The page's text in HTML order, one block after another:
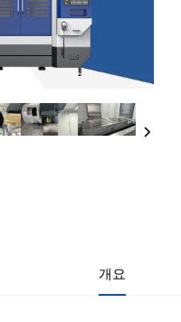
개요